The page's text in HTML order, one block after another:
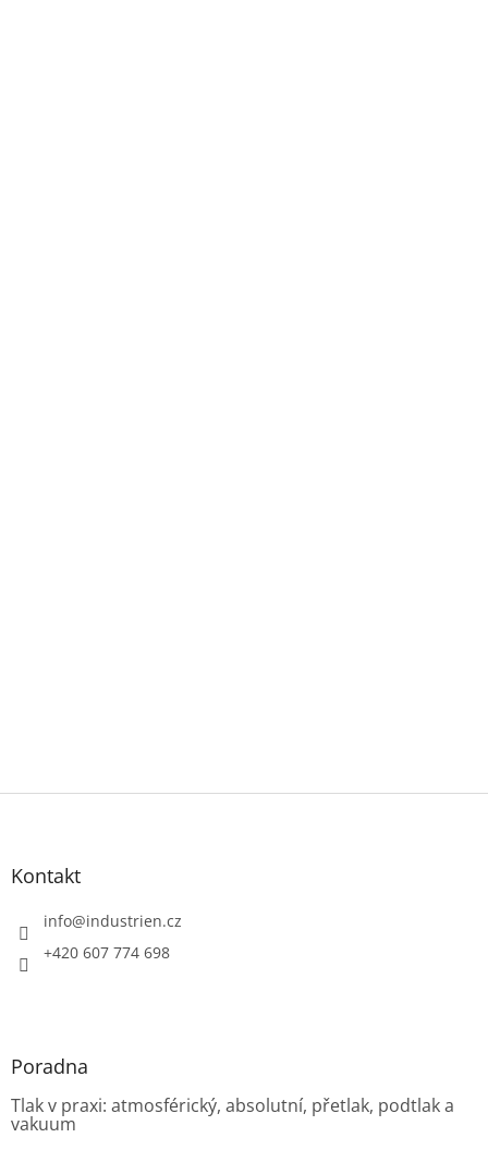
Z
Kontakt
info@industrien.cz
+420 607 774 698
Poradna
Tlak v praxi: atmosférický, absolutní, přetlak, podtlak a
vakuum